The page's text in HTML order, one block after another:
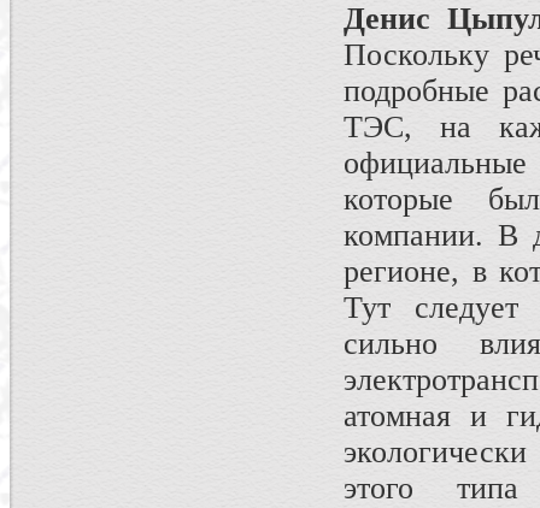
Денис
Поскольку
подробные
ТЭС, на
которые
компании. В
регионе, в
Тут следует
сильно
атомная и
этого